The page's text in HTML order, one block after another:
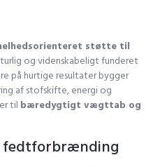
støtte til
og videnskabeligt funderet
på hurtige resultater bygger
af stofskifte, energi og
til bæredygtigt vægttab og
fedtforbrænding